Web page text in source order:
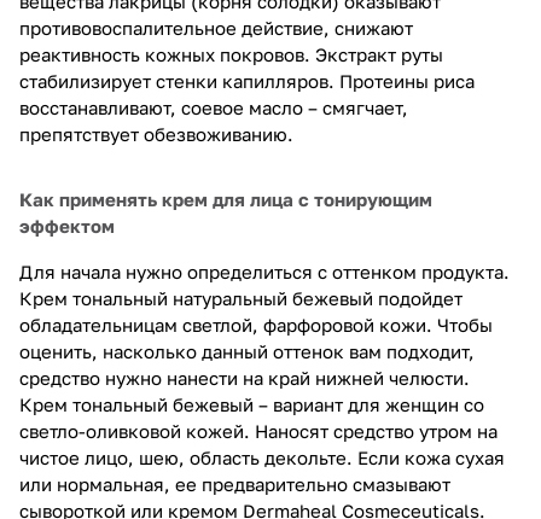
противовоспалительное действие, снижают
реактивность кожных покровов. Экстракт руты
стабилизирует стенки капилляров. Протеины риса
восстанавливают, соевое масло – смягчает,
препятствует обезвоживанию.
Как применять крем для лица с тонирующим
эффектом
Для начала нужно определиться с оттенком продукта.
Крем тональный натуральный бежевый подойдет
обладательницам светлой, фарфоровой кожи. Чтобы
оценить, насколько данный оттенок вам подходит,
средство нужно нанести на край нижней челюсти.
Крем тональный бежевый – вариант для женщин со
светло-оливковой кожей. Наносят средство утром на
чистое лицо, шею, область декольте. Если кожа сухая
или нормальная, ее предварительно смазывают
сывороткой или кремом Dermaheal Cosmeceuticals.